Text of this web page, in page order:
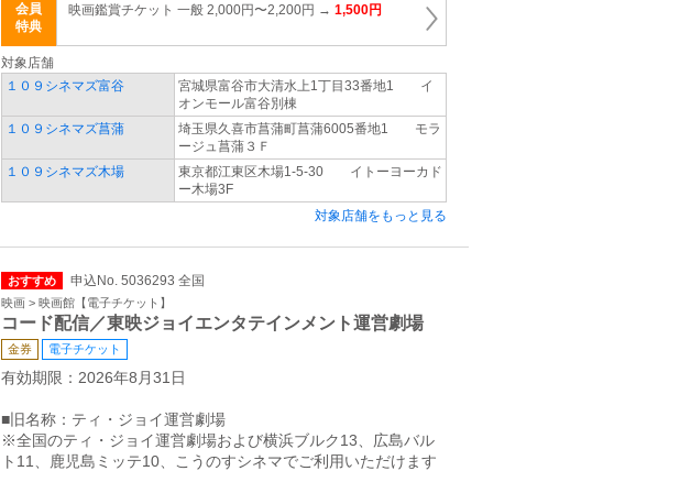
会員
特典
映画鑑賞チケット 一般 2,000円〜2,200円 → 1,500円
対象店舗
１０９シネマズ富谷
宮城県富谷市大清水上1丁目33番地1 イ
オンモール富谷別棟
１０９シネマズ菖蒲
埼玉県久喜市菖蒲町菖蒲6005番地1 モラ
ージュ菖蒲３Ｆ
１０９シネマズ木場
東京都江東区木場1‐5‐30 イトーヨーカド
ー木場3F
対象店舗をもっと見る
おすすめ 申込No. 5036293 全国
映画 > 映画館【電子チケット】
コード配信／東映ジョイエンタテインメント運営劇場
金券 電子チケット
有効期限：2026年8月31日
■旧名称：ティ・ジョイ運営劇場
※全国のティ・ジョイ運営劇場および横浜ブルク13、広島バル
ト11、鹿児島ミッテ10、こうのすシネマでご利用いただけます